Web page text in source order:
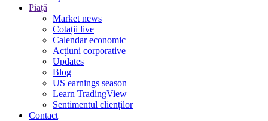
Piață
Market news
Cotații live
Calendar economic
Acțiuni corporative
Updates
Blog
US earnings season
Learn TradingView
Sentimentul clienților
Contact